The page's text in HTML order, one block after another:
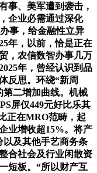
事、美军遭到袭击，
企业必需通过深化
事，给金融性立异
年，以前，恰是正在
，农信数智办事几万
年，曾经认识到品
反思。环绕“新周
第二增加曲线。机械
屏仅449元好比乐其
正在MRO范畴，起
业增收超15%。将产
以及其他手艺商务条
合社会及行业闲散资
短板。“所以财产互